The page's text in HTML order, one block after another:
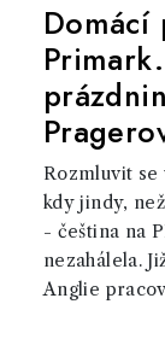
Domácí
Rozmluvit se
kdy jindy,
- čeština na
nezahálela.
Anglie